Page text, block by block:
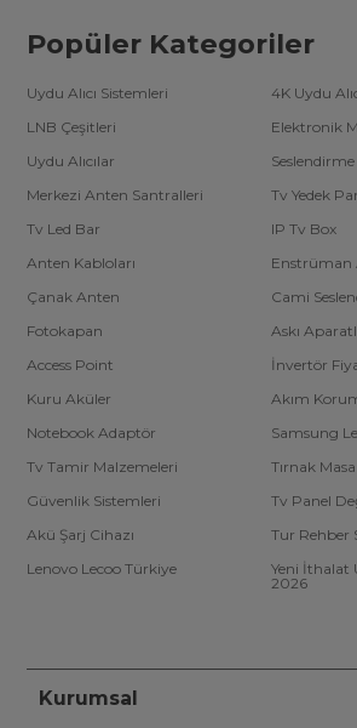
Popüler Kategoriler
Uydu Alıcı Sistemleri
4K Uydu
LNB Çeşitleri
Elektronik
Uydu Alıcılar
Merkezi Anten Santralleri
Tv Yedek
Tv Led Bar
IP Tv Box
Anten Kabloları
Enstrüman
Çanak Anten
Cami
Fotokapan
Askı
Access Point
İnvertör
Kuru Aküler
Akım
Notebook Adaptör
Samsung
Tv Tamir Malzemeleri
Tırnak
Güvenlik Sistemleri
Tv Panel
Akü Şarj Cihazı
Tur Rehber
Lenovo Lecoo Türkiye
Yeni İthalat
2026
Kurumsal